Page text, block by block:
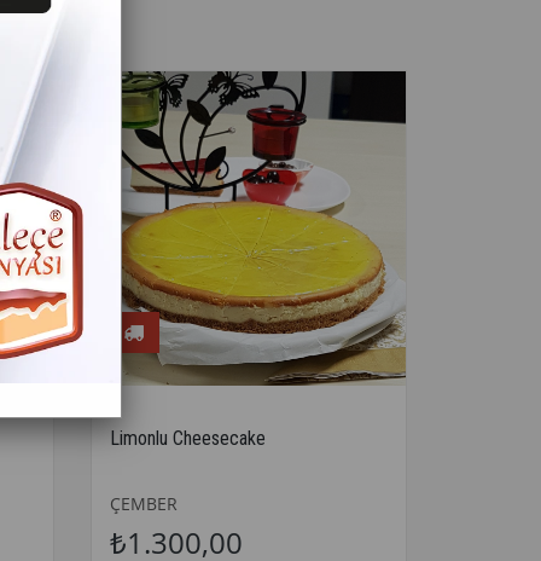
Limonlu Cheesecake
ÇEMBER
₺1.300,00